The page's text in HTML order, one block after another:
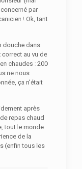
par
! Ok, tant
douche dans
au vu de
chaudes : 200
ne nous
ça n’était
après
repas chaud
tout le monde
de la
(enfin tous les